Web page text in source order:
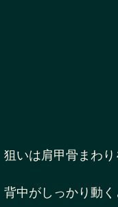
狙いは肩甲骨まわ
背中がしっかり動